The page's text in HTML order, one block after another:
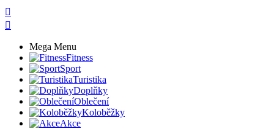


Mega Menu
Fitness
Sport
Turistika
Doplňky
Oblečení
Koloběžky
Akce